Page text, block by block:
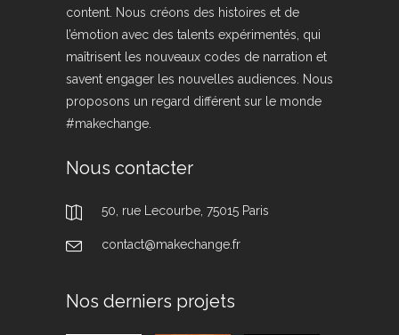
content. Nous créons des histoires et de
l’émotion avec des talents expérimentés, qui
maîtrisent les nouveaux codes de narration et
savent engager les nouvelles audiences. Nous
proposons un regard différent sur le monde
#makechange.
Nous contacter
50, rue Lecourbe, 75015 Paris
contact@makechange.fr
Nos derniers projets